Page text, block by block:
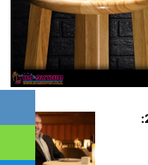
מדריך הקומדיה של מרץ 2026: